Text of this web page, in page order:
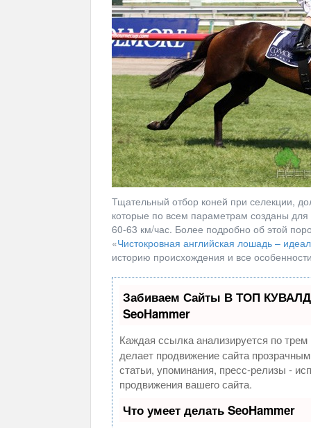
Тщательный отбор коней при селекции,
которые по всем параметрам созданы для
60-63 км/час. Более подробно об этой
«Чистокровная английская лошадь –
историю происхождения и все
Забиваем Сайты В ТОП
SeoHammer
Каждая ссылка анализируется по
делает продвижение сайта
статьи, упоминания, пресс-релизы -
продвижения вашего сайта.
Что умеет делать SeoHammer